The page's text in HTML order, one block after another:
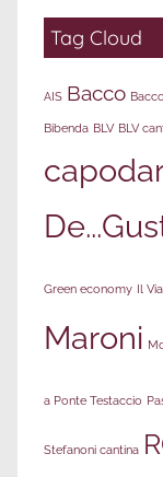
Tag Cloud
AIS Bacco
Bibenda BLV BLV
Green economy Il
Maroni
a Ponte Testaccio
Stefanoni cantina